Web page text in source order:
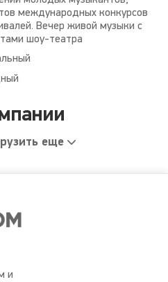
международных конкурсов
Вечер живой музыки с
шоу-театра
еще
и